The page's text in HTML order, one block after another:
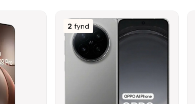
2 fynd